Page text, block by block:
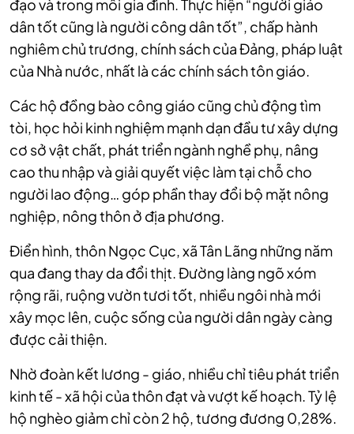
đạo và trong mỗi gia đình. Thực hiện “người giáo
dân tốt cũng là người công dân tốt”, chấp hành
nghiêm chủ trương, chính sách của Đảng, pháp luật
của Nhà nước, nhất là các chính sách tôn giáo.
Các hộ đồng bào công giáo cũng chủ động tìm
tòi, học hỏi kinh nghiệm mạnh dạn đầu tư xây dựng
cơ sở vật chất, phát triển ngành nghề phụ, nâng
cao thu nhập và giải quyết việc làm tại chỗ cho
người lao động… góp phần thay đổi bộ mặt nông
nghiệp, nông thôn ở địa phương.
Điển hình, thôn Ngọc Cục, xã Tân Lãng những năm
qua đang thay da đổi thịt. Đường làng ngõ xóm
rộng rãi, ruộng vườn tươi tốt, nhiều ngôi nhà mới
xây mọc lên, cuộc sống của người dân ngày càng
được cải thiện.
Nhờ đoàn kết lương - giáo, nhiều chỉ tiêu phát triển
kinh tế - xã hội của thôn đạt và vượt kế hoạch. Tỷ lệ
hộ nghèo giảm chỉ còn 2 hộ, tương đương 0,28%.